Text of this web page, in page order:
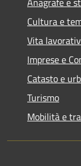
Cultura e
Vita
Imprese e
Catasto e
Turismo
Mobilità e